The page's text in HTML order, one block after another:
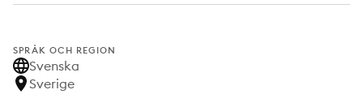
SPRÅK OCH REGION
Svenska
Sverige